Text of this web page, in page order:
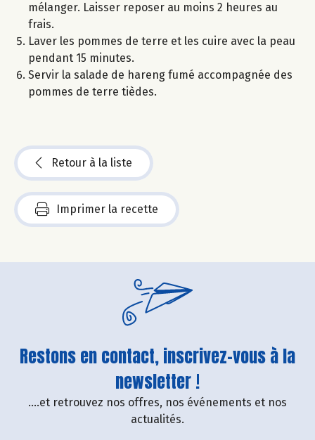
mélanger. Laisser reposer au moins 2 heures au
frais.
Laver les pommes de terre et les cuire avec la peau
pendant 15 minutes.
Servir la salade de hareng fumé accompagnée des
pommes de terre tièdes.
Retour à la liste
Imprimer la recette
Restons en contact, inscrivez-vous à la
newsletter !
....et retrouvez nos offres, nos événements et nos
actualités.